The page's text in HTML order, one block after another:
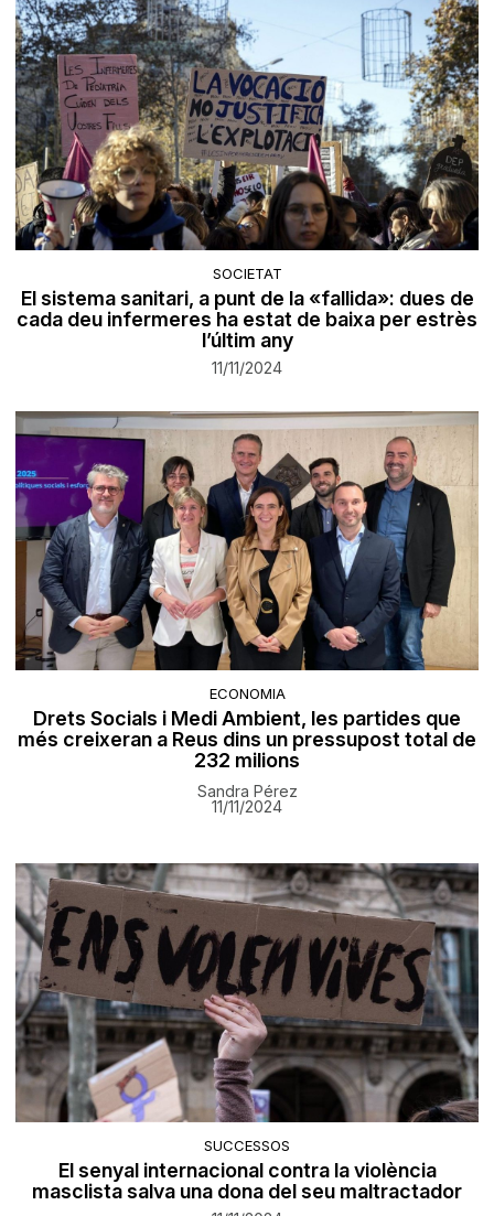
SOCIETAT
El sistema sanitari, a punt de la «fallida»: dues de
cada deu infermeres ha estat de baixa per estrès
l’últim any
11/11/2024
ECONOMIA
Drets Socials i Medi Ambient, les partides que
més creixeran a Reus dins un pressupost total de
232 milions
Sandra Pérez
11/11/2024
SUCCESSOS
El senyal internacional contra la violència
masclista salva una dona del seu maltractador